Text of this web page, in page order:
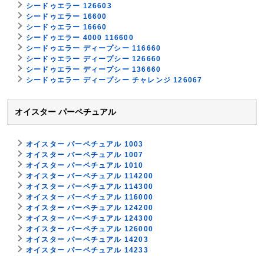
シードゥエラー 126603
シードゥエラー 16600
シードゥエラー 16660
シードゥエラー 4000 116600
シードゥエラー ディープシー 116660
シードゥエラー ディープシー 126660
シードゥエラー ディープシー 136660
シードゥエラー ディープシー チャレンジ 126067
オイスター パーペチュアル
オイスター パーペチュアル 1003
オイスター パーペチュアル 1007
オイスター パーペチュアル 1010
オイスター パーペチュアル 114200
オイスター パーペチュアル 114300
オイスター パーペチュアル 116000
オイスター パーペチュアル 124200
オイスター パーペチュアル 124300
オイスター パーペチュアル 126000
オイスター パーペチュアル 14203
オイスター パーペチュアル 14233